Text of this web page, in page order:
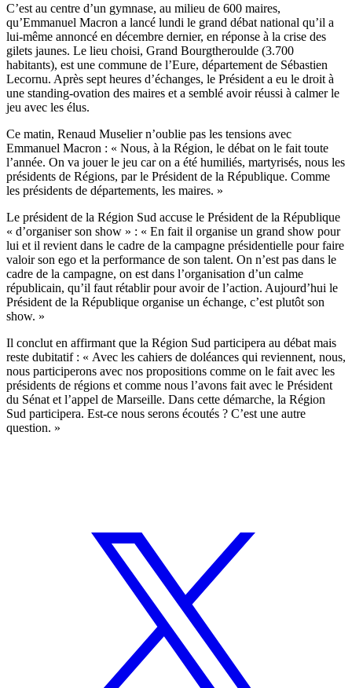
C’est au centre d’un gymnase, au milieu de 600 maires,
qu’Emmanuel Macron a lancé lundi le grand débat national qu’il a
lui-même annoncé en décembre dernier, en réponse à la crise des
gilets jaunes. Le lieu choisi, Grand Bourgtheroulde (3.700
habitants), est une commune de l’Eure, département de Sébastien
Lecornu. Après sept heures d’échanges, le Président a eu le droit à
une standing-ovation des maires et a semblé avoir réussi à calmer le
jeu avec les élus.
Ce matin, Renaud Muselier n’oublie pas les tensions avec
Emmanuel Macron : « Nous, à la Région, le débat on le fait toute
l’année. On va jouer le jeu car on a été humiliés, martyrisés, nous les
présidents de Régions, par le Président de la République. Comme
les présidents de départements, les maires. »
Le président de la Région Sud accuse le Président de la République
« d’organiser son show » : « En fait il organise un grand show pour
lui et il revient dans le cadre de la campagne présidentielle pour faire
valoir son ego et la performance de son talent. On n’est pas dans le
cadre de la campagne, on est dans l’organisation d’un calme
républicain, qu’il faut rétablir pour avoir de l’action. Aujourd’hui le
Président de la République organise un échange, c’est plutôt son
show. »
Il conclut en affirmant que la Région Sud participera au débat mais
reste dubitatif : « Avec les cahiers de doléances qui reviennent, nous,
nous participerons avec nos propositions comme on le fait avec les
présidents de régions et comme nous l’avons fait avec le Président
du Sénat et l’appel de Marseille. Dans cette démarche, la Région
Sud participera. Est-ce nous serons écoutés ? C’est une autre
question. »